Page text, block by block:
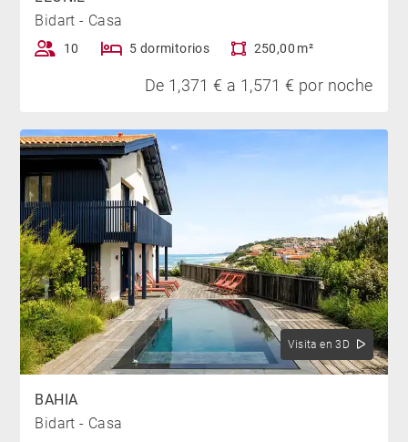
Bidart - Casa
10 5 dormitorios 250,00 m²
De 1,371 € a 1,571 € por noche
Visita en 3D
BAHIA
Bidart - Casa